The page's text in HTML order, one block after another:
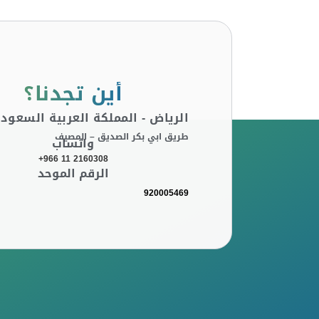
أين تجدنا؟
الرياض - المملكة العربية
طريق ابي بكر الصديق – المصيف
واتساب
+966 11 2160308
الرقم الموحد
920005469